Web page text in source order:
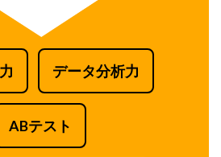
データ分析力
ABテスト